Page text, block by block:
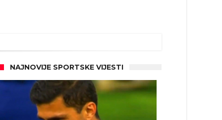
NAJNOVIJE SPORTSKE VIJESTI